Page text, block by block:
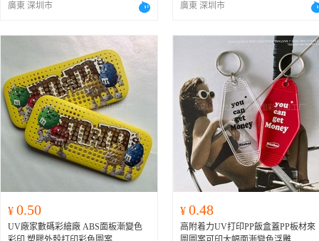
廣東 深圳市 廣東 深圳市
¥ 0.50
UV廠家數碼彩繪廠 ABS面板漸變色
¥ 0.48
高附着力UV打印PP飯盒蓋PP板材來